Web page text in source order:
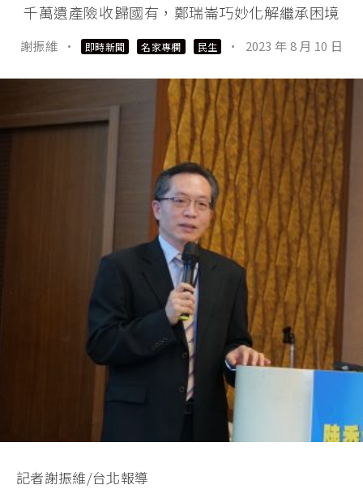
千萬遺產險收歸國有，鄭瑞崙巧妙化解繼承困境
謝振維 · 即時新聞 名家專欄 民生 · 2023 年 8 月 10 日
記者謝振維/台北報導